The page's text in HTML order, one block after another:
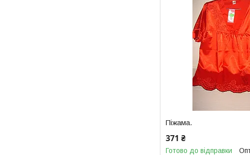
Піжама.
371 ₴
Готово до відправки